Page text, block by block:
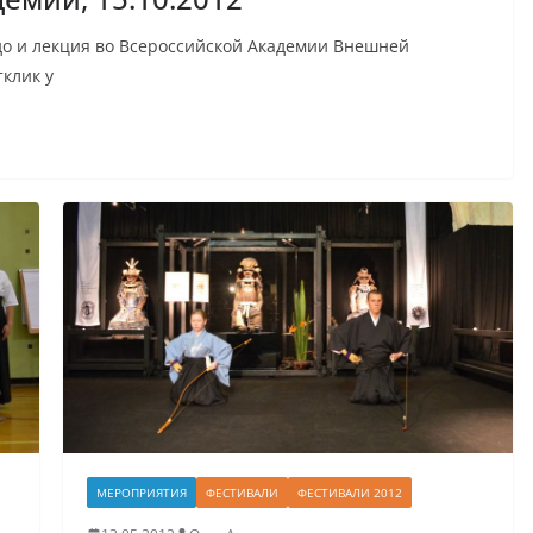
и лекция во Всероссийской Академии Внешней
у
МЕРОПРИЯТИЯ ФЕСТИВАЛИ ФЕСТИВАЛИ 2012